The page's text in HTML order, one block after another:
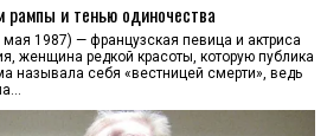
и тенью одиночества
1987) — французская певица и актриса
женщина редкой красоты, которую публика
называла себя «вестницей смерти», ведь